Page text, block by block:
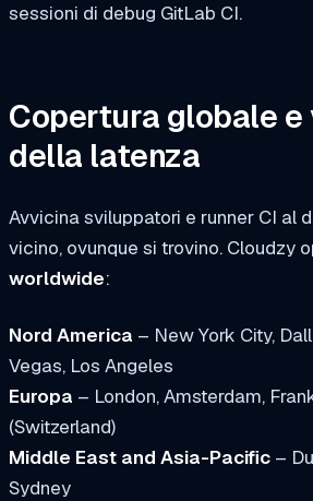
sessioni di debug GitLab CI.
Copertura globale e
della latenza
Avvicina sviluppatori e runner CI al
vicino, ovunque si trovino. Cloudzy
worldwide:
Nord America – New York City,
Vegas, Los Angeles
Europa – London, Amsterdam,
(Switzerland)
Middle East and Asia-Pacific –
Sydney